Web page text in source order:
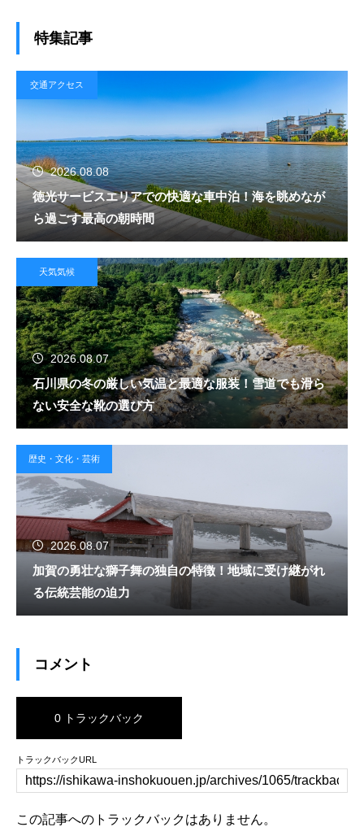
特集記事
交通アクセス
2026.08.08
徳光サービスエリアでの快適な車中泊！海を眺めなが
ら過ごす最高の朝時間
天気気候
2026.08.07
石川県の冬の厳しい気温と最適な服装！雪道でも滑ら
ない安全な靴の選び方
歴史・文化・芸術
2026.08.07
加賀の勇壮な獅子舞の独自の特徴！地域に受け継がれ
る伝統芸能の迫力
コメント
0 トラックバック
トラックバックURL
この記事へのトラックバックはありません。